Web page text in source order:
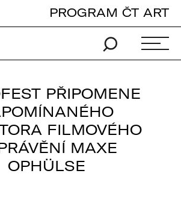
PROGRAM ČT ART
PŘIPOMENE
FILMOVÉHO
MAXE
OPHÜLSE